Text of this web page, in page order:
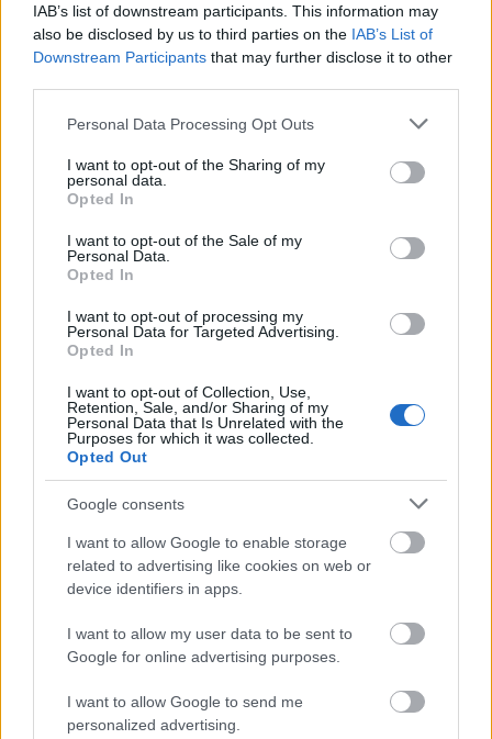
IAB’s list of downstream participants. This information may
also be disclosed by us to third parties on the IAB’s List of
Downstream Participants that may further disclose it to other
Please note that this website/app uses one or more Google
not limited to your visit or usage behaviour. You may click to
grant or deny consent to Google and its third-party tags to
use your data for below specified purposes in below Google
consent section.
Personal Data Processing Opt Outs
I want to opt-out of the Sharing of my
personal data.
Opted In
I want to opt-out of the Sale of my
Personal Data.
Opted In
I want to opt-out of processing my
Personal Data for Targeted Advertising.
Opted In
I want to opt-out of Collection, Use,
Retention, Sale, and/or Sharing of my
Personal Data that Is Unrelated with the
Purposes for which it was collected.
Opted Out
Google consents
I want to allow Google to enable storage
related to advertising like cookies on web or
device identifiers in apps.
I want to allow my user data to be sent to
Google for online advertising purposes.
I want to allow Google to send me
personalized advertising.
A kalandvadászok Dracania leghalálosabb lövészei.
közelharcban legyőzik.
Jó szerelés fél siker
Törpemester